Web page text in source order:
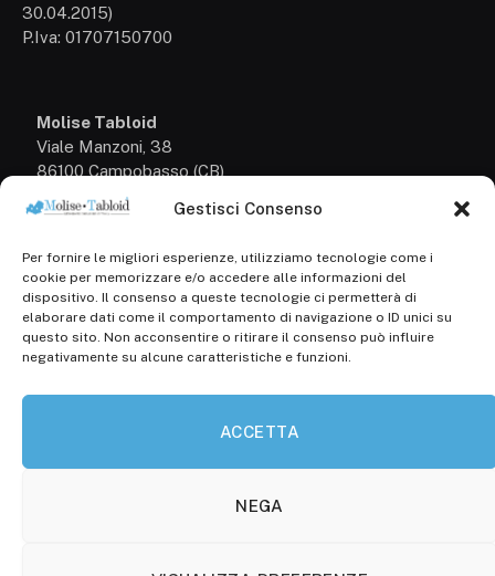
Gestisci Consenso
Per fornire le migliori esperienze, utilizziamo tecnologie come i
cookie per memorizzare e/o accedere alle informazioni del
dispositivo. Il consenso a queste tecnologie ci permetterà di
elaborare dati come il comportamento di navigazione o ID unici su
questo sito. Non acconsentire o ritirare il consenso può influire
negativamente su alcune caratteristiche e funzioni.
ACCETTA
NEGA
30.04.2015)
P.Iva: 01707150700
Molise Tabloid
Viale Manzoni, 38
86100 Campobasso (CB)
Tel.+39 3333169466
Scrivici a:
info@molisetabloid.it
commerciale@molisetabloid.it
Disclaimer
Cookie Policy (UE)